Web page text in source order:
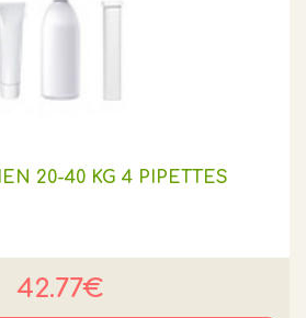
20-40 KG 4 PIPETTES
42.77€